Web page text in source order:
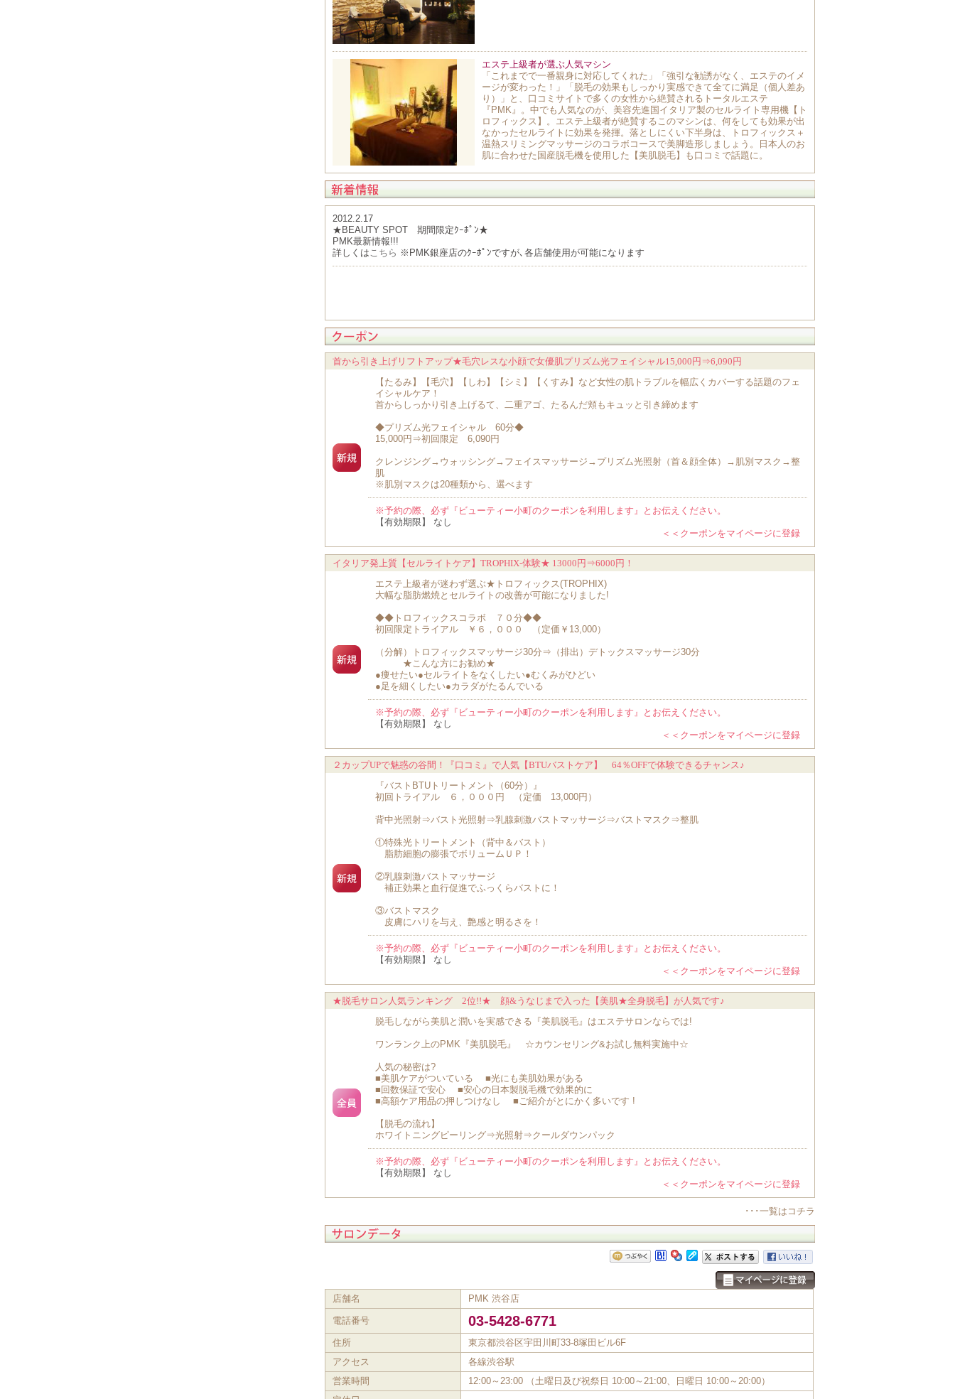
エステ上級者が選ぶ人気マシン
「これまでで一番親身に対応してくれた」「強引な勧誘がなく、エステのイメ
ージが変わった！」「脱毛の効果もしっかり実感できて全てに満足（個人差あ
り）」と、口コミサイトで多くの女性から絶賛されるトータルエステ
『PMK』。中でも人気なのが、美容先進国イタリア製のセルライト専用機【ト
ロフィックス】。エステ上級者が絶賛するこのマシンは、何をしても効果が出
なかったセルライトに効果を発揮。落としにくい下半身は、トロフィックス＋
温熱スリミングマッサージのコラボコースで美脚造形しましょう。日本人のお
肌に合わせた国産脱毛機を使用した【美肌脱毛】も口コミで話題に。
2012.2.17
★BEAUTY SPOT 期間限定ｸｰﾎﾟﾝ★
PMK最新情報!!!
詳しくは こちら ※PMK銀座店のｸｰﾎﾟﾝですが､各店舗使用が可能になります
首から引き上げリフトアップ★毛穴レスな小顔で女優肌プリズム光フェイシャル15,000円⇒6,090円
【たるみ】【毛穴】【しわ】【シミ】【くすみ】など女性の肌トラブルを幅広くカバーする話題のフェ
イシャルケア！
首からしっかり引き上げるて、二重アゴ、たるんだ頬もキュッと引き締めます
◆プリズム光フェイシャル 60分◆
15,000円⇒初回限定 6,090円
クレンジング→ウォッシング→フェイスマッサージ→プリズム光照射（首＆顔全体）→肌別マスク→整
肌
※肌別マスクは20種類から、選べます
※予約の際、必ず『ビューティー小町のクーポンを利用します』とお伝えください。
【有効期限】 なし
＜＜クーポンをマイページに登録
イタリア発上質【セルライトケア】TROPHIX-体験★ 13000円⇒6000円！
エステ上級者が迷わず選ぶ★トロフィックス(TROPHIX)
大幅な脂肪燃焼とセルライトの改善が可能になりました!
◆◆トロフィックスコラボ ７０分◆◆
初回限定トライアル ￥６，０００ （定価￥13,000）
（分解）トロフィックスマッサージ30分⇒（排出）デトックスマッサージ30分
★こんな方にお勧め★
●痩せたい●セルライトをなくしたい●むくみがひどい
●足を細くしたい●カラダがたるんでいる
※予約の際、必ず『ビューティー小町のクーポンを利用します』とお伝えください。
【有効期限】 なし
＜＜クーポンをマイページに登録
２カップUPで魅惑の谷間！『口コミ』で人気【BTUバストケア】 64％OFFで体験できるチャンス♪
『バストBTUトリートメント（60分）』
初回トライアル ６，０００円 （定価 13,000円）
背中光照射⇒バスト光照射⇒乳腺刺激バストマッサージ⇒バストマスク⇒整肌
①特殊光トリートメント（背中＆バスト）
脂肪細胞の膨張でボリュームＵＰ！
②乳腺刺激バストマッサージ
補正効果と血行促進でふっくらバストに！
③バストマスク
皮膚にハリを与え、艶感と明るさを！
※予約の際、必ず『ビューティー小町のクーポンを利用します』とお伝えください。
【有効期限】 なし
＜＜クーポンをマイページに登録
★脱毛サロン人気ランキング 2位!!★ 顔&うなじまで入った【美肌★全身脱毛】が人気です♪
脱毛しながら美肌と潤いを実感できる『美肌脱毛』はエステサロンならでは!
ワンランク上のPMK『美肌脱毛』 ☆カウンセリング&お試し無料実施中☆
人気の秘密は?
■美肌ケアがついている ■光にも美肌効果がある
■回数保証で安心 ■安心の日本製脱毛機で効果的に
■高額ケア用品の押しつけなし ■ご紹介がとにかく多いです !
【脱毛の流れ】
ホワイトニングピーリング⇒光照射⇒クールダウンパック
※予約の際、必ず『ビューティー小町のクーポンを利用します』とお伝えください。
【有効期限】 なし
＜＜クーポンをマイページに登録
･･･一覧はコチラ
店舗名 PMK 渋谷店
電話番号 03-5428-6771
住所
東京都渋谷区宇田川町33-8塚田ビル6F
アクセス
各線渋谷駅
営業時間
12:00～23:00 （土曜日及び祝祭日 10:00～21:00、日曜日 10:00～20:00）